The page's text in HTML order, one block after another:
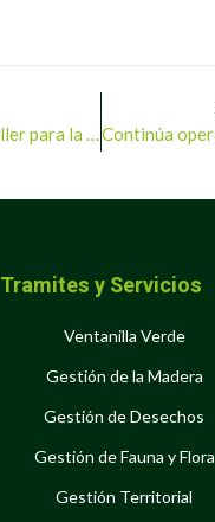
Concluye taller para la gestión integral de las Abrae en Amazonas
Tramites y Servicios
Ventanilla Verde
Gestión de la Madera
Gestión de Desechos
Gestión de Fauna y Flora
Gestión Territorial